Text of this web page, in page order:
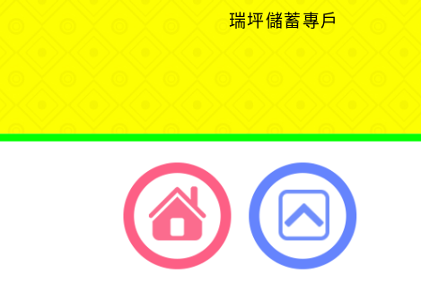
瑞坪儲蓄專戶